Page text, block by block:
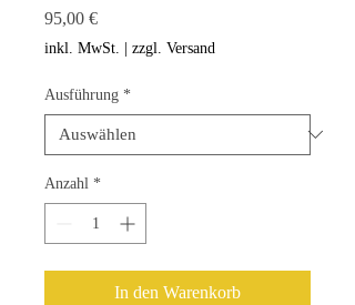
95,00 €Preis
inkl. MwSt. zzgl. Versand
Ausführung *
Anzahl *
In den Warenkorb